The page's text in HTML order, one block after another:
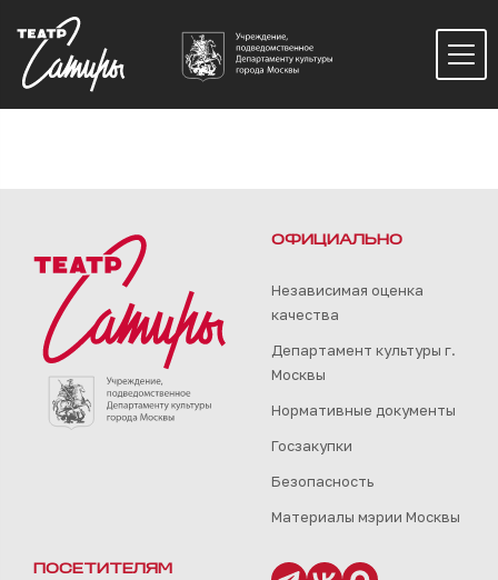
ОФИЦИАЛЬНО
Независимая оценка
качества
Департамент культуры г.
Москвы
Нормативные документы
Госзакупки
Безопасность
Материалы мэрии Москвы
ПОСЕТИТЕЛЯМ